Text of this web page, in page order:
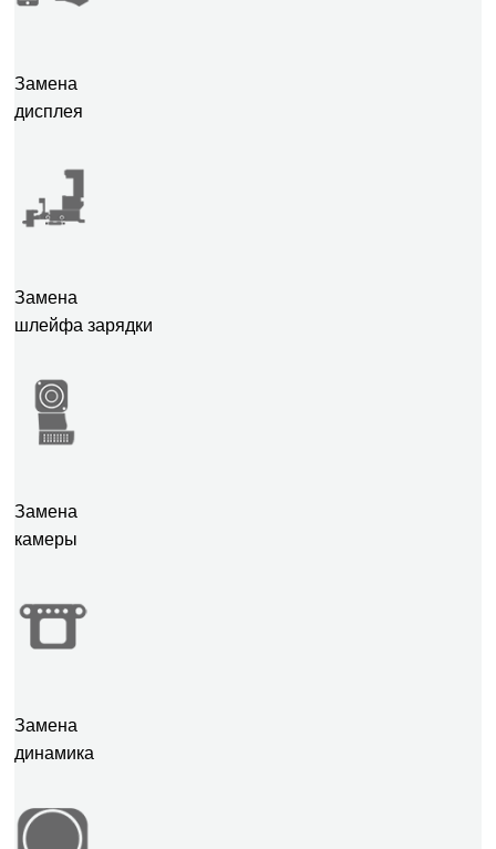
Замена
дисплея
Замена
шлейфа зарядки
Замена
камеры
Замена
динамика